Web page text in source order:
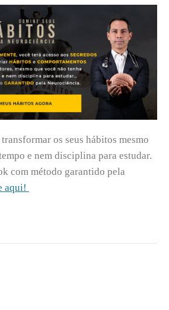
os seus hábitos mesmo
e nem disciplina para estudar.
com método garantido pela
aqui!